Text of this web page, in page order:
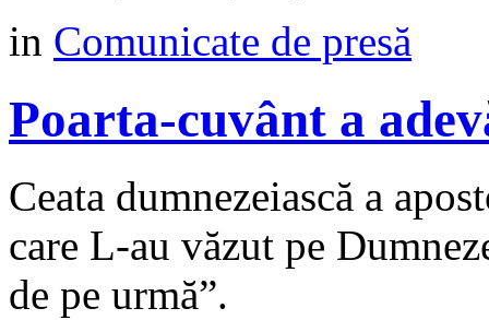
in Comunicate de presă
Poarta-cuvânt a
Ceata dumnezeiască a
care L-au văzut pe
de pe urmă”.